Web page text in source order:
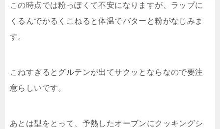
この時点では粉っぽくて不安になりますが、ラップに
くるんでかるくこねると体温でバターと粉がなじみま
す。
こねすぎるとグルテンが出てサクッとならなので要注
意らしいです。
あとは型をとって、予熱したオーブンにクッキングシ